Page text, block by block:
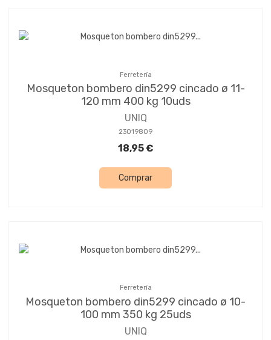
Ferretería
Mosqueton bombero din5299 cincado ø 11-
120 mm 400 kg 10uds
UNIQ
23019809
18,95 €
Comprar
Ferretería
Mosqueton bombero din5299 cincado ø 10-
100 mm 350 kg 25uds
UNIQ